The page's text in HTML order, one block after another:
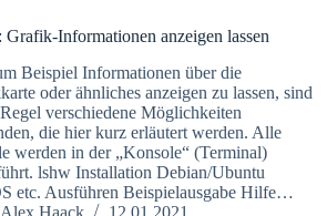
Informationen anzeigen lassen
Beispiel Informationen über die
oder ähnliches anzeigen zu lassen, sind
verschiedene Möglichkeiten
die hier kurz erläutert werden. Alle
werden in der „Konsole“ (Terminal)
lshw Installation Debian/Ubuntu
etc. Ausführen Beispielausgabe Hilfe…
Alex Haack
12.01.2021